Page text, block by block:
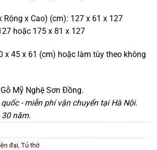
Rộng x Cao) (cm): 127 x 61 x 127
hoặc 175 x 81 x 127
x 45 x 61 (cm) hoặc làm tùy theo không
Mỹ Nghệ Sơn Đồng.
- miễn phí vận chuyển tại Hà Nội.
năm.
đại, Tủ thờ